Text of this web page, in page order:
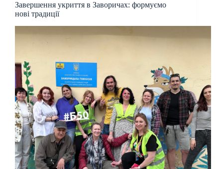
Завершення укриття в Заворичах: формуємо
нові традиції